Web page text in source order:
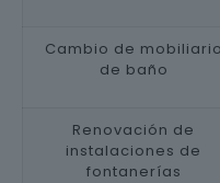
Cambio de mobiliario
de baño
Renovación de
instalaciones de
fontanerías